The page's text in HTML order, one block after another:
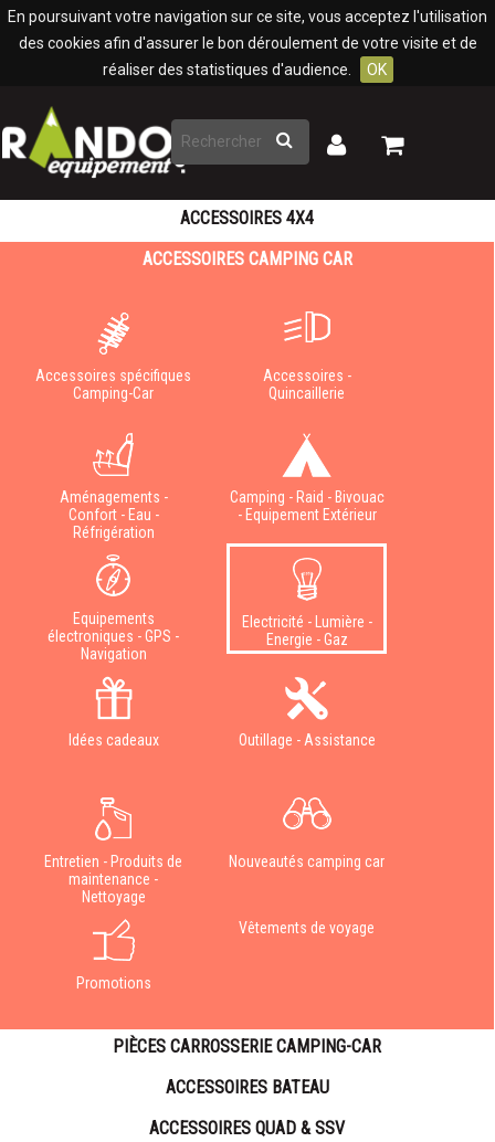
En poursuivant votre navigation sur ce site, vous acceptez l'utilisation
des cookies afin d'assurer le bon déroulement de votre visite et de
réaliser des statistiques d'audience.
OK
Rechercher
Mon
Mon
ACCESSOIRES 4X4
ACCESSOIRES CAMPING CAR
Accessoires spécifiques
Camping-Car
Accessoires -
Quincaillerie
Aménagements -
Confort - Eau -
Réfrigération
Camping - Raid - Bivouac
- Equipement Extérieur
Equipements
électroniques - GPS -
Navigation
Electricité - Lumière -
Energie - Gaz
Idées cadeaux Outillage - Assistance
Entretien - Produits de
maintenance -
Nettoyage
Nouveautés camping car
Promotions
Vêtements de voyage
PIÈCES CARROSSERIE CAMPING-CAR
ACCESSOIRES BATEAU
ACCESSOIRES QUAD & SSV
Panneau de gestion des cookies